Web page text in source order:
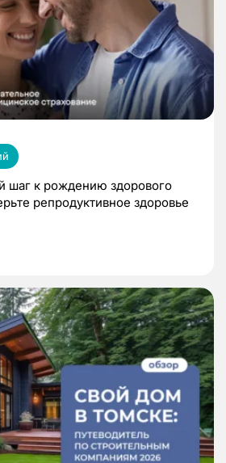
шаг к рождению здорового
репродуктивное здоровье